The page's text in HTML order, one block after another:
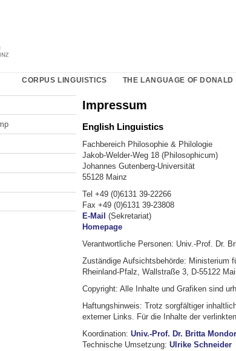
CORPUS LINGUISTICS THE LANGUAGE OF DONALD
Impressum
English Linguistics
Fachbereich Philosophie & Philologie
Jakob-Welder-Weg 18 (Philosophicum)
Johannes Gutenberg-Universität
55128 Mainz
Tel +49 (0)6131 39-22266
Fax +49 (0)6131 39-23808
E-Mail (Sekretariat)
Homepage
Verantwortliche Personen: Univ.-Prof. Dr.
Zuständige Aufsichtsbehörde: Ministerium
Rheinland-Pfalz, Wallstraße 3, D-55122
Copyright: Alle Inhalte und Grafiken sind
Haftungshinweis: Trotz sorgfältiger
externer Links. Für die Inhalte der
Koordination: Univ.-Prof. Dr. Britta
Technische Umsetzung: Ulrike Schneider